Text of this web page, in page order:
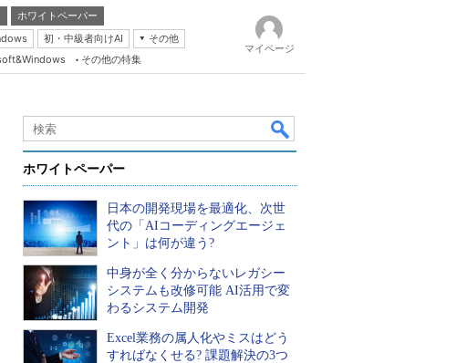
ホワイトペーパー
初・中級者向けAI
その他
Storage
Expert
IP Network
Trust
その他の特集
マイページ
ホワイトペーパー
日本の開発現場を最適化、次世
代の「AIコーディングエージェ
ント」は何が違う?
中身が全く分からないレガシー
システムも改修可能 AI活用で変
わるシステム開発
Excel業務の属人化やミスはどう
すればなくせる? 課題解決の3つ